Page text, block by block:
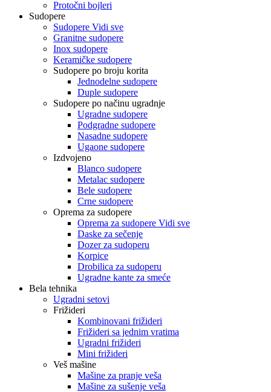
Protočni bojleri
Sudopere
Sudopere Vidi sve
Granitne sudopere
Inox sudopere
Keramičke sudopere
Sudopere po broju korita
Jednodelne sudopere
Duple sudopere
Sudopere po načinu ugradnje
Ugradne sudopere
Podgradne sudopere
Nasadne sudopere
Ugaone sudopere
Izdvojeno
Blanco sudopere
Metalac sudopere
Bele sudopere
Crne sudopere
Oprema za sudopere
Oprema za sudopere Vidi sve
Daske za sečenje
Dozer za sudoperu
Korpice
Drobilica za sudoperu
Ugradne kante za smeće
Bela tehnika
Ugradni setovi
Frižideri
Kombinovani frižideri
Frižideri sa jednim vratima
Ugradni frižideri
Mini frižideri
Veš mašine
Mašine za pranje veša
Mašine za sušenje veša